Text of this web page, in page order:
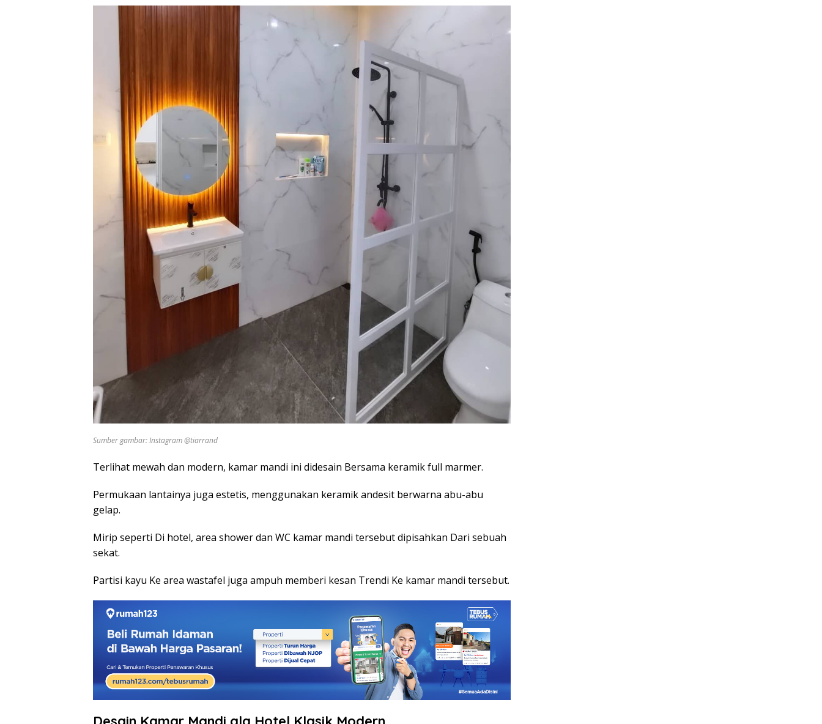
Sumber gambar: Instagram @tiarrand
Terlihat mewah dan modern, kamar mandi ini didesain Bersama keramik full marmer.
Permukaan lantainya juga estetis, menggunakan keramik andesit berwarna abu-abu
gelap.
Mirip seperti Di hotel, area shower dan WC kamar mandi tersebut dipisahkan Dari sebuah
sekat.
Partisi kayu Ke area wastafel juga ampuh memberi kesan Trendi Ke kamar mandi tersebut.